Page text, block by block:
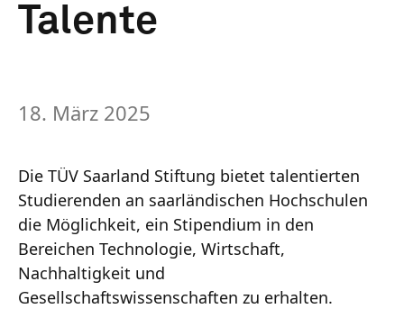
Talente
18. März 2025
Die TÜV Saarland Stiftung bietet talentierten
Studierenden an saarländischen Hochschulen
die Möglichkeit, ein Stipendium in den
Bereichen Technologie, Wirtschaft,
Nachhaltigkeit und
Gesellschaftswissenschaften zu erhalten.